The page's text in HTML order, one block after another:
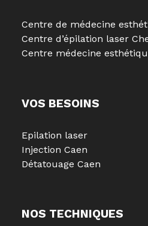
Centre de médecine
Centre d’épilation laser
Centre médecine
VOS BESOINS
Epilation laser
Injection Caen
Détatouage Caen
NOS TECHNIQUES